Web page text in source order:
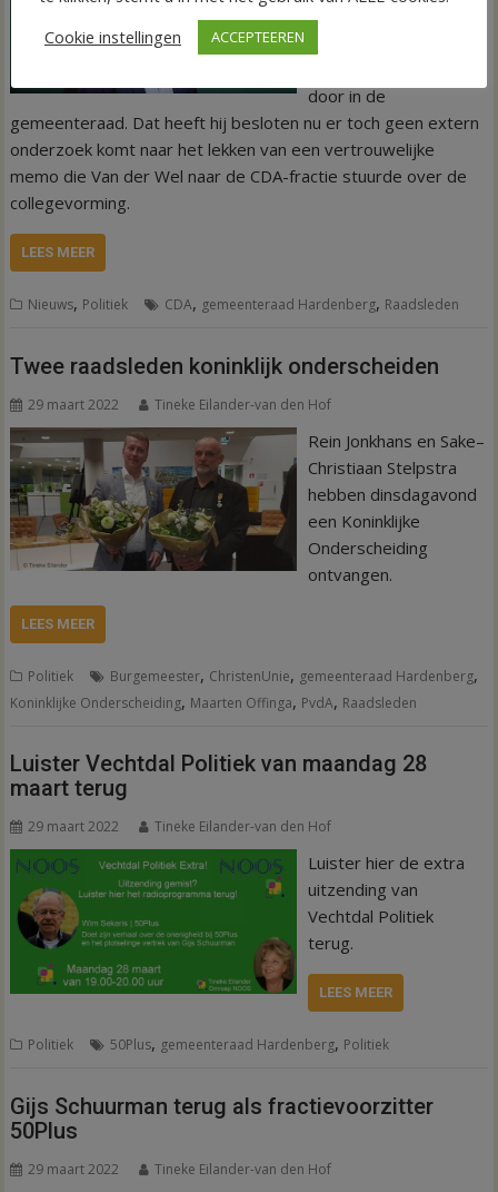
Hardenberg en gaat na
door in de
gemeenteraad. Dat heeft hij besloten nu er toch geen extern
onderzoek komt naar het lekken van een vertrouwelijke
memo die Van der Wel naar de CDA-fractie stuurde over de
collegevorming.
LEES MEER
Nieuws, Politiek CDA, gemeenteraad Hardenberg, Raadsleden
Twee raadsleden koninklijk onderscheiden
29 maart 2022 Tineke Eilander-van den Hof
Rein Jonkhans en Sake–
Christiaan Stelpstra
hebben dinsdagavond
een Koninklijke
Onderscheiding
ontvangen.
LEES MEER
Politiek Burgemeester, ChristenUnie, gemeenteraad Hardenberg,
Koninklijke Onderscheiding, Maarten Offinga, PvdA, Raadsleden
Luister Vechtdal Politiek van maandag 28
maart terug
29 maart 2022 Tineke Eilander-van den Hof
Luister hier de extra
uitzending van
Vechtdal Politiek
terug.
LEES MEER
Politiek 50Plus, gemeenteraad Hardenberg, Politiek
Gijs Schuurman terug als fractievoorzitter
50Plus
29 maart 2022 Tineke Eilander-van den Hof
Cookie instellingen
ACCEPTEEREN